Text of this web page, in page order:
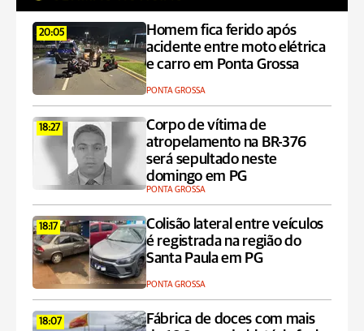
20:05
Homem fica ferido após
acidente entre moto elétrica
e carro em Ponta Grossa
PONTA GROSSA
18:27
Corpo de vítima de
atropelamento na BR-376
será sepultado neste
domingo em PG
PONTA GROSSA
18:17
Colisão lateral entre veículos
é registrada na região do
Santa Paula em PG
PONTA GROSSA
18:07
Fábrica de doces com mais